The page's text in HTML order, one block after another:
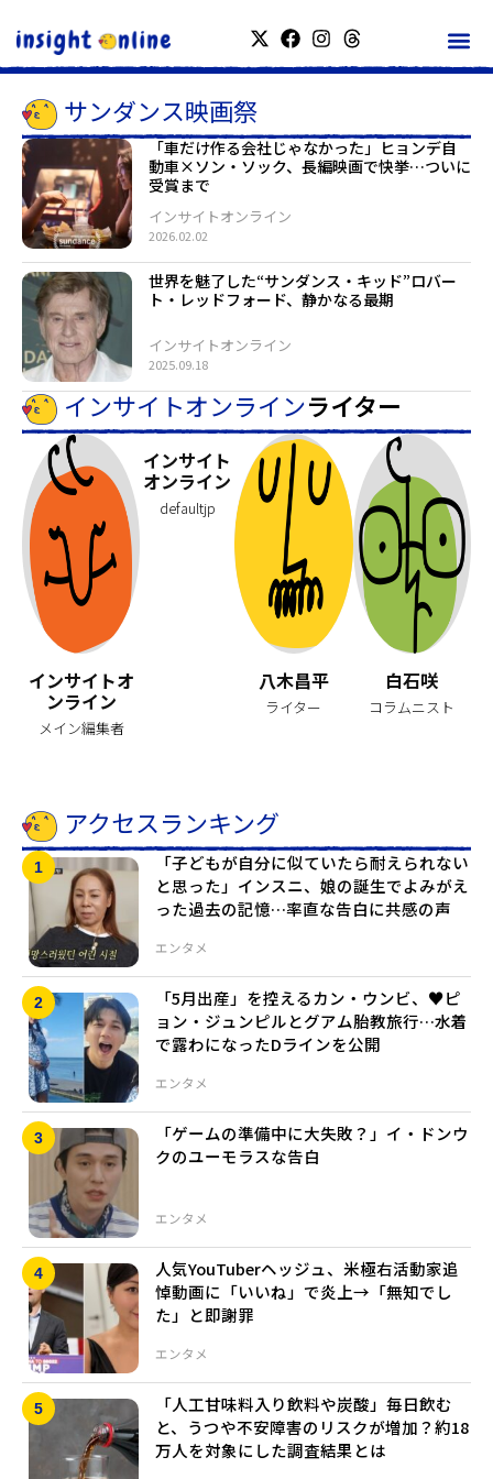
サンダンス映画祭
「車だけ作る会社じゃなかった」ヒョンデ自
動車×ソン・ソック、長編映画で快挙…ついに
受賞まで
2026.02.02
インサイトオンライン
世界を魅了した“サンダンス・キッド”ロバー
ト・レッドフォード、静かなる最期
2025.09.18
インサイトオンライン
インサイトオンラインライター
インサイトオ
ンライン
メイン編集者
インサイト
オンライン
defaultjp
八木昌平
ライター
白石咲
コラムニスト
アクセスランキング
エンタメ
「子どもが自分に似ていたら耐えられない
と思った」インスニ、娘の誕生でよみがえ
った過去の記憶…率直な告白に共感の声
エンタメ
「5月出産」を控えるカン・ウンビ、♥ピ
ョン・ジュンピルとグアム胎教旅行…水着
で露わになったDラインを公開
エンタメ
「ゲームの準備中に大失敗？」イ・ドンウ
クのユーモラスな告白
エンタメ
人気YouTuberヘッジュ、米極右活動家追
悼動画に「いいね」で炎上→「無知でし
た」と即謝罪
「人工甘味料入り飲料や炭酸」毎日飲む
と、うつや不安障害のリスクが増加？約18
万人を対象にした調査結果とは